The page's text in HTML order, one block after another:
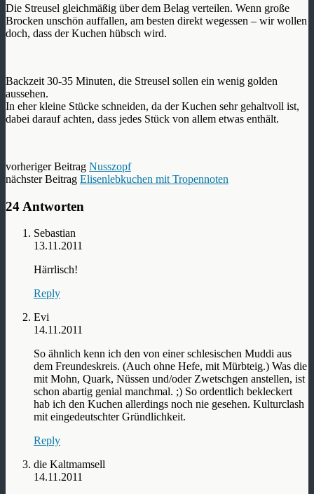
Die Streusel gleichmäßig über dem Belag verteilen. Wenn große
Brocken unschön auffallen, am besten direkt wegessen – wir wollen
doch, dass der Kuchen hübsch wird.
Backzeit 30-35 Minuten, die Streusel sollen ein wenig golden
aussehen.
In eher kleine Stücke schneiden, da der Kuchen sehr gehaltvoll ist,
dabei darauf achten, dass jedes Stück von allem etwas enthält.
vorheriger Beitrag Nusszopf
nächster Beitrag Elisenlebkuchen mit Tropennoten
24 Antworten
Sebastian
13.11.2011
Härrlisch!
Reply
Evi
14.11.2011
So ähnlich kenn ich den von einer schlesischen Muddi aus
dem Freundeskreis. (Auch ohne Hefe, mit Mürbteig.) Was die
mit Mohn, Quark, Nüssen und/oder Zwetschgen anstellen, ist
schon abartig genial manchmal. ;) So ordentlich bekleckert
hab ich den Kuchen allerdings noch nie gesehen. Kulturclash
mit eingedeutschter Gründlichkeit.
Reply
die Kaltmamsell
14.11.2011